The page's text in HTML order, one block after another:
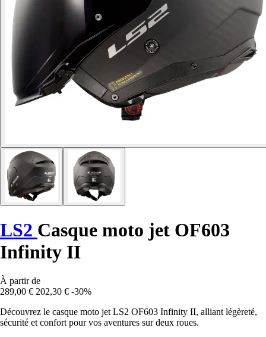
LS2 Casque moto jet OF603
Infinity II
À partir de
289,00 € 202,30 € -30%
Découvrez le casque moto jet LS2 OF603 Infinity II, alliant légèreté,
sécurité et confort pour vos aventures sur deux roues.